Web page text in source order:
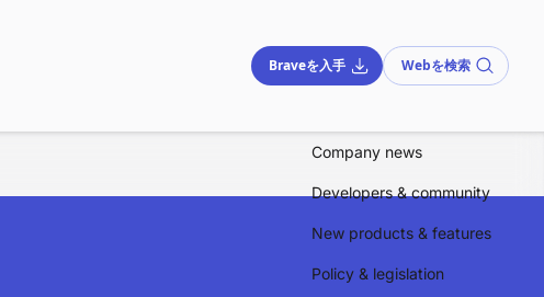
Braveを入手 Webを検索
Company news
Developers & community
New products & features
Policy & legislation